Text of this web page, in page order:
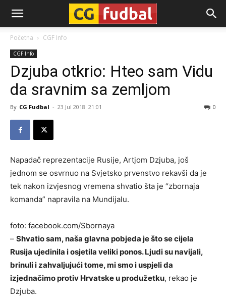
CG-
Fudbal
Početna CGF Info
CGF Info
Dzjuba otkrio: Hteo sam Vidu
da sravnim sa zemljom
By CG Fudbal - 23 Jul 2018. 21:01 0
Napadač reprezentacije Rusije, Artjom Dzjuba, još
jednom se osvrnuo na Svjetsko prvenstvo rekavši da je
tek nakon izvjesnog vremena shvatio šta je “zbornaja
komanda” napravila na Mundijalu.
foto: facebook.com/Sbornaya
– Shvatio sam, naša glavna pobjeda je što se cijela
Rusija ujedinila i osjetila veliki ponos. Ljudi su navijali,
brinuli i zahvaljujući tome, mi smo i uspjeli da
izjednačimo protiv Hrvatske u produžetku, rekao je
Dzjuba.